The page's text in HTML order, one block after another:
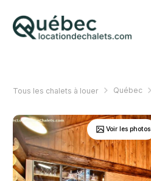
Tous les chalets à louer Québec
Voir les photos